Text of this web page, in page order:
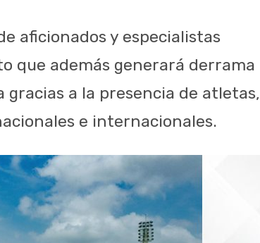
aficionados y especialistas
que además generará derrama
a la presencia de atletas,
e internacionales.